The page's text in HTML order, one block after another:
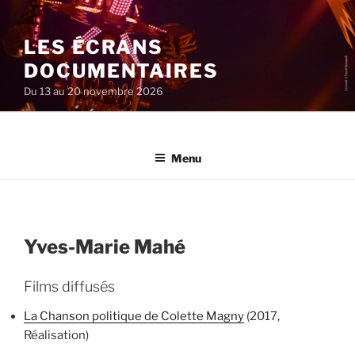
au
contenu
principal
LES ÉCRANS
DOCUMENTAIRES
Du 13 au 20 novembre 2026
Menu
Yves-Marie Mahé
Films diffusés
La Chanson politique de Colette Magny (2017,
Réalisation)